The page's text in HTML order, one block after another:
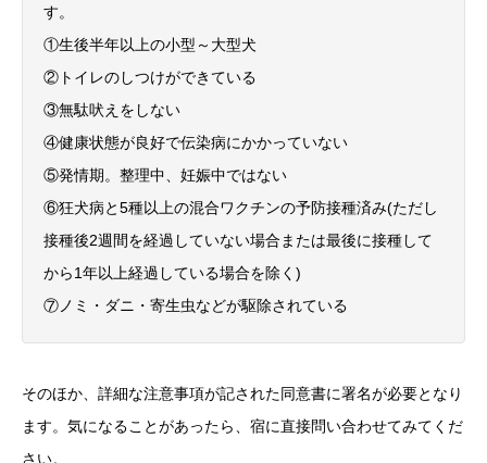
す。
①生後半年以上の小型～大型犬
②トイレのしつけができている
③無駄吠えをしない
④健康状態が良好で伝染病にかかっていない
⑤発情期。整理中、妊娠中ではない
⑥狂犬病と5種以上の混合ワクチンの予防接種済み(ただし
接種後2週間を経過していない場合または最後に接種して
から1年以上経過している場合を除く)
⑦ノミ・ダニ・寄生虫などが駆除されている
そのほか、詳細な注意事項が記された同意書に署名が必要となり
ます。気になることがあったら、宿に直接問い合わせてみてくだ
さい。